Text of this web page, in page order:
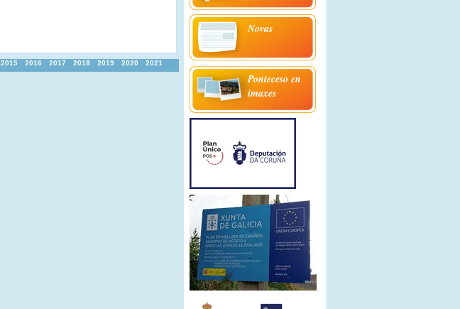
2015 2016 2017 2018 2019 2020
2021
Novas
Ponteceso en
imaxes